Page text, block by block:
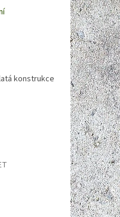
konstrukce